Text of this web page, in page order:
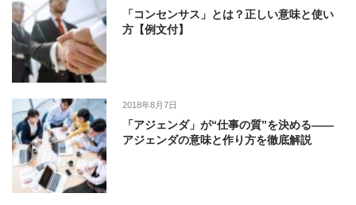
「コンセンサス」とは？正しい意味と使い
方【例文付】
2018年8月7日
「アジェンダ」が“仕事の質”を決める――
アジェンダの意味と作り方を徹底解説